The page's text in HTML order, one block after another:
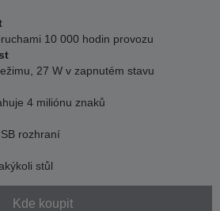
10 000 hodin provozu
27 W v zapnutém stavu
4 miliónu znaků
rozhraní
stůl
Kde koupit